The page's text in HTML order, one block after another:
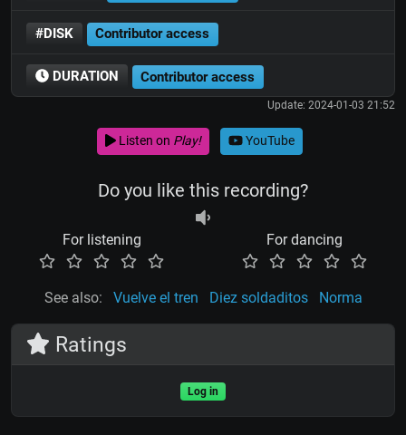
#DISK Contributor access
DURATION Contributor access
Update: 2024-01-03 21:52
Listen on Play! YouTube
Do you like this recording?
For listening For dancing
See also: Vuelve el tren Diez soldaditos Norma
Ratings
Log in